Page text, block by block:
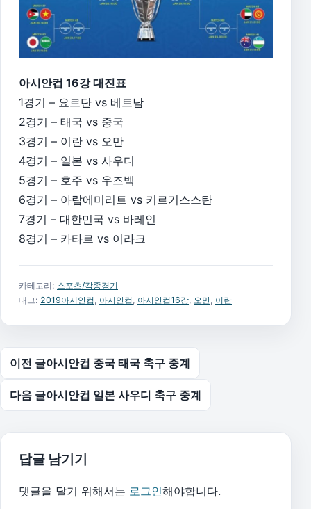
아시안컵 16강 대진표
1경기 – 요르단 vs 베트남
2경기 – 태국 vs 중국
3경기 – 이란 vs 오만
4경기 – 일본 vs 사우디
5경기 – 호주 vs 우즈벡
6경기 – 아랍에미리트 vs 키르기스스탄
7경기 – 대한민국 vs 바레인
8경기 – 카타르 vs 이라크
카테고리: 스포츠/각종경기
태그: 2019아시안컵 아시안컵 아시안컵16강 오만 이란
글 탐색
이전 글아시안컵 중국 태국 축구 중계
다음 글아시안컵 일본 사우디 축구 중계
답글 남기기
댓글을 달기 위해서는 로그인해야합니다.